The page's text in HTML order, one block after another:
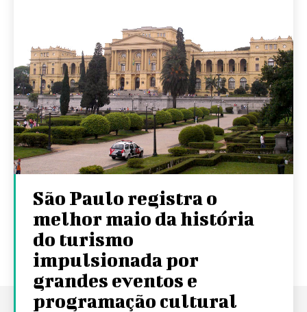
São Paulo registra o
melhor maio da história
do turismo
impulsionada por
grandes eventos e
programação cultural